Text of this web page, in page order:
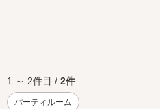
1 ～ 2件目 / 2件
パーティルーム